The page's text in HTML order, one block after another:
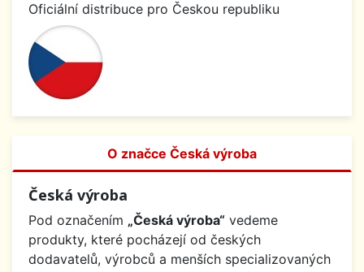
Oficiální distribuce pro Českou republiku
O značce Česká výroba
Česká výroba
Pod označením „Česká výroba“ vedeme
produkty, které pocházejí od českých
dodavatelů, výrobců a menších specializovaných